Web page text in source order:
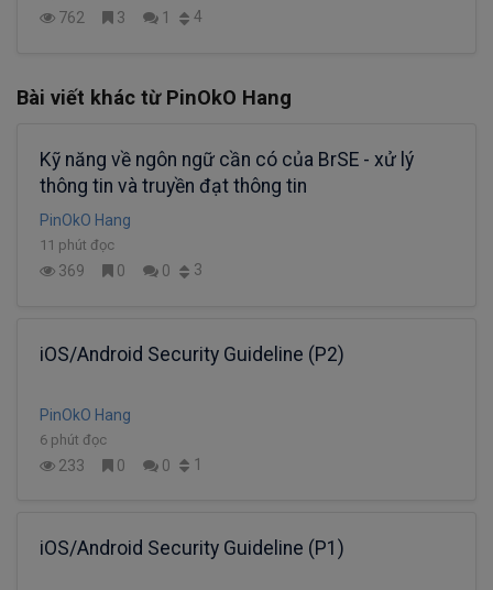
762 3 1 4
Bài viết khác từ PinOkO Hang
Kỹ năng về ngôn ngữ cần có của BrSE - xử lý
thông tin và truyền đạt thông tin
PinOkO Hang
11 phút đọc
369 0 0 3
iOS/Android Security Guideline (P2)
PinOkO Hang
6 phút đọc
233 0 0 1
iOS/Android Security Guideline (P1)